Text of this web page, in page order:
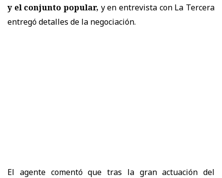
y el conjunto popular, y en entrevista con La Tercera
entregó detalles de la negociación.
El agente comentó que tras la gran actuación del